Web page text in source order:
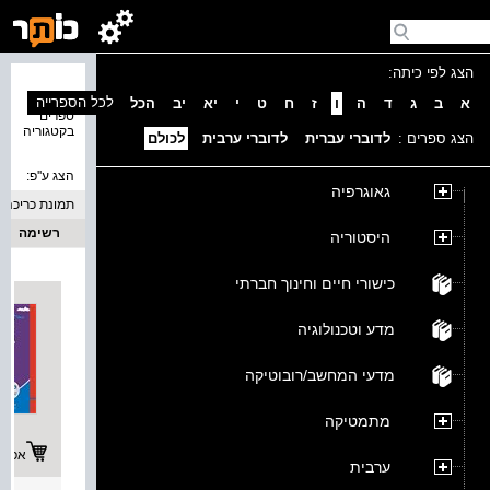
הצג לפי כיתה:
א
ב ג ד ה ו ז ח ט י יא יב הכל
הצג ספרים : לדוברי עברית לדוברי ערבית לכולם
גאוגרפיה
היסטוריה
כישורי חיים וחינוך חברתי
מדע וטכנולוגיה
מדעי המחשב/רובוטיקה
מתמטיקה
ערבית
ספרים
בקטגוריה
לכל הספרייה
הצג ע''פ:
תמונת כריכה
רשימה